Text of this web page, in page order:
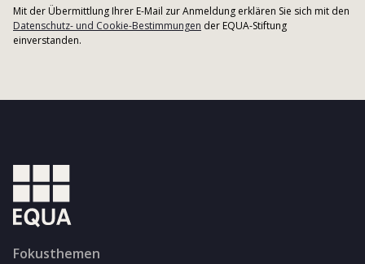
Mit der Übermittlung Ihrer E-Mail zur Anmeldung erklären Sie sich mit den
Datenschutz- und Cookie-Bestimmungen der EQUA-Stiftung
einverstanden.
Fokusthemen